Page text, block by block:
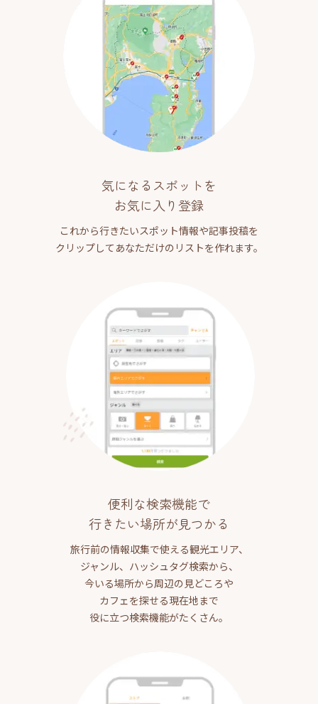
気になるスポットを
お気に入り登録
これから行きたいスポット情報や記事投稿を
クリップしてあなただけのリストを作れます。
便利な検索機能で
行きたい場所が見つかる
旅行前の情報収集で使える観光エリア、
ジャンル、ハッシュタグ検索から、
今いる場所から周辺の見どころや
カフェを探せる現在地まで
役に立つ検索機能がたくさん。